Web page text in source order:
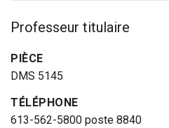
Professeur titulaire
PIÈCE
DMS 5145
TÉLÉPHONE
613-562-5800 poste 8840